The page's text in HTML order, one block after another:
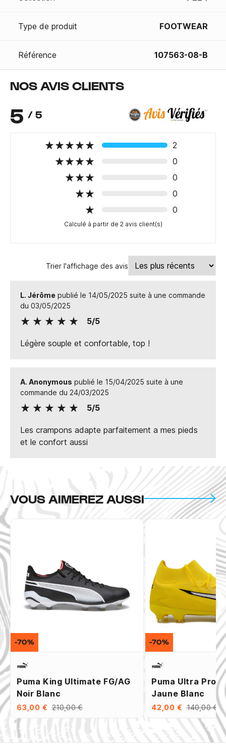
Type de produit FOOTWEAR
Référence 107563-08-B
NOS AVIS CLIENTS
5 / 5
2
0
0
0
0
Calculé à partir de 2 avis client(s)
Trier l'affichage des avis
L. Jérôme publié le 14/05/2025 suite à une commande
du 03/05/2025
5/5
Légère souple et confortable, top !
A. Anonymous publié le 15/04/2025 suite à une
commande du 24/03/2025
5/5
Les crampons adapte parfaitement a mes pieds
et le confort aussi
VOUS AIMEREZ AUSSI
Puma King Ultimate FG/AG
Noir Blanc
63,00 € 210,00 €
-70%
Puma Ultra Pro
Jaune Blanc
42,00 € 140,00 €
-70%